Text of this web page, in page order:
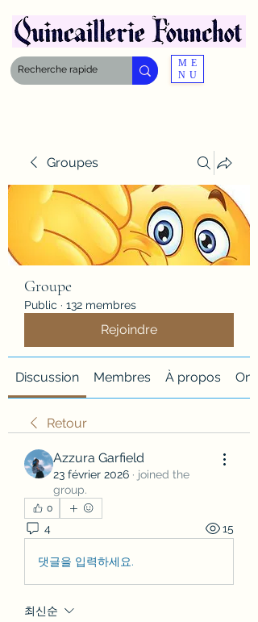
ME
NU
Groupes
Groupe
Public · 132 membres
Rejoindre
Discussion Membres À propos
Retour
Azzura Garfield
23 février 2026 · joined the
group.
0
4 15
댓글을 입력하세요.
최신순